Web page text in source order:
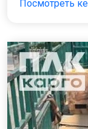
Посмотреть